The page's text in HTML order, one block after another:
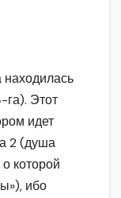
находилась
Этот
идет
2 (душа
которой
ибо